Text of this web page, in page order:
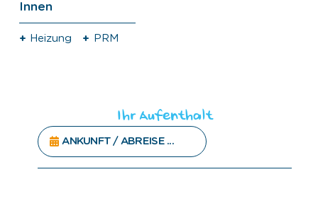
Innen
Heizung PRM
Ihr Aufenthalt